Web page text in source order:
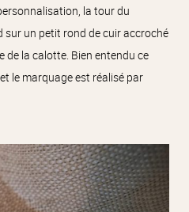
la tour du
sur un petit rond de cuir accroché
de la calotte. Bien entendu ce
le marquage est réalisé par